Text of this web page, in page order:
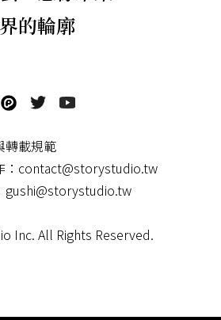
的輪廓
轉載規範
contact@storystudio.tw
gushi@storystudio.tw
Inc. All Rights Reserved.